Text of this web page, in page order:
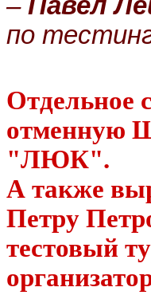
– Павел
по
Отдельное
отменную
"ЛЮК".
А также
Петру
тестовый